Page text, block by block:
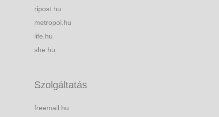
ripost.hu
metropol.hu
life.hu
she.hu
Szolgáltatás
freemail.hu